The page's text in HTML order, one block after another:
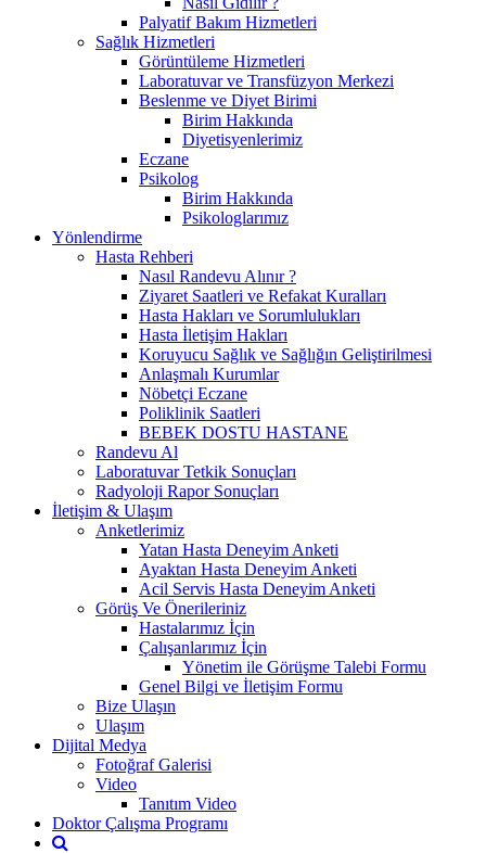
Palyatif Bakım Hizmetleri
Sağlık Hizmetleri
Görüntüleme Hizmetleri
Laboratuvar ve Transfüzyon Merkezi
Beslenme ve Diyet Birimi
Birim Hakkında
Diyetisyenlerimiz
Eczane
Psikolog
Birim Hakkında
Psikologlarımız
Yönlendirme
Hasta Rehberi
Nasıl Randevu Alınır ?
Ziyaret Saatleri ve Refakat Kuralları
Hasta Hakları ve Sorumlulukları
Hasta İletişim Hakları
Koruyucu Sağlık ve Sağlığın Geliştirilmesi
Anlaşmalı Kurumlar
Nöbetçi Eczane
Poliklinik Saatleri
BEBEK DOSTU HASTANE
Randevu Al
Laboratuvar Tetkik Sonuçları
Radyoloji Rapor Sonuçları
İletişim & Ulaşım
Anketlerimiz
Yatan Hasta Deneyim Anketi
Ayaktan Hasta Deneyim Anketi
Acil Servis Hasta Deneyim Anketi
Görüş Ve Önerileriniz
Hastalarımız İçin
Çalışanlarımız İçin
Yönetim ile Görüşme Talebi Formu
Genel Bilgi ve İletişim Formu
Bize Ulaşın
Ulaşım
Dijital Medya
Fotoğraf Galerisi
Video
Tanıtım Video
Doktor Çalışma Programı